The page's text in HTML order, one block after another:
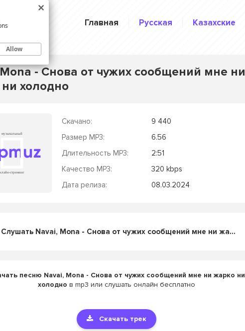
Главная Русская Казахские
- Снова от чужих сообщений мне ни
холодно
Скачано:
9 440
Размер MP3:
6.56
Длительность MP3:
2:51
Качество MP3:
320 kbps
Дата релиза:
08.03.2024
Слушать Navai, Mona - Снова от чужих сообщений мне ни жарко ни холодно
песню Navai, Mona - Снова от чужих сообщений мне ни жарко ни
холодно в mp3 или слушать онлайн бесплатно
Скачать трек
Allow